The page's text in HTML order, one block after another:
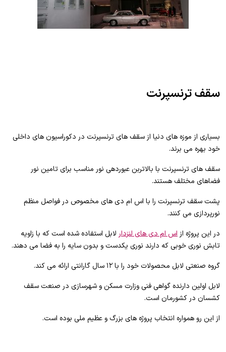
سقف ترنسپرنت
بسیاری از موزه های دنیا از سقف های ترنسپرنت در دکوراسیون های داخلی
خود بهره می برند.
سقف های ترنسپرنت با بالاتربن عبوردهی نور مناسب برای تامین نور
فضاهای مختلف هستند.
پشت سقف ترنسپرنت را با اس ام دی های مخصوص در فواصل منظم
نورپردازی می کنند.
در این پروژه از اس ام دی های لنزدار لابل استفاده شده است که با زاویه
تابش نوری خوبی که دارند نوری یکدست و بدون سایه را به فضا می دهند.
گروه صنعتی لابل محصولات خود را با ۱۲ سال گارانتی ارائه می کند.
لابل اولین دارنده گواهی فنی وزارت مسکن و شهرسازی در صنعت سقف
کشسان در کشورمان است.
از این رو همواره انتخاب پروژه های بزرگ و عظیم ملی بوده است.